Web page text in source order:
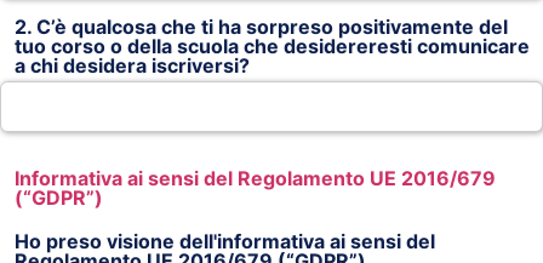
2. C’è qualcosa che ti ha sorpreso positivamente del
tuo corso o della scuola che desidereresti comunicare
a chi desidera iscriversi?
Informativa ai sensi del Regolamento UE 2016/679
(“GDPR”)
Ho preso visione dell'informativa ai sensi del